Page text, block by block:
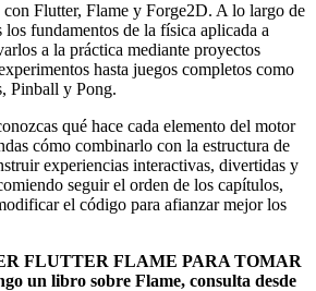
Flutter, Flame y Forge2D. A lo largo de
los fundamentos de la física aplicada a
a la práctica mediante proyectos
hasta juegos completos como
Pinball y Pong.
qué hace cada elemento del motor
cómo combinarlo con la estructura de
experiencias interactivas, divertidas y
seguir el orden de los capítulos,
el código para afianzar mejor los
FLUTTER FLAME PARA TOMAR
un libro sobre Flame, consulta desde